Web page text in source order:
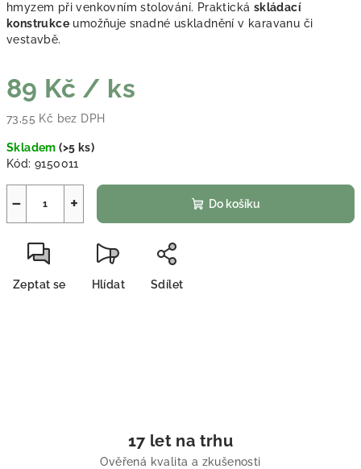
hmyzem při venkovním stolování. Praktická skládací
konstrukce umožňuje snadné uskladnění v karavanu či
vestavbě.
89 Kč / ks
73,55 Kč bez DPH
Skladem(>5 ks)
Kód: 9150011
+
− Do košíku
Zeptat se Hlídat Sdílet
17 let na trhu
Ověřená kvalita a zkušenosti